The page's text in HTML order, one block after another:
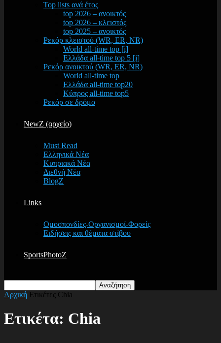
Top lists ανά έτος
top 2026 – ανοικτός
top 2026 – κλειστός
top 2025 – ανοικτός
Ρεκόρ κλειστού (WR, ER, NR)
World all-time top [i]
Ελλάδα all-time top 5 [i]
Ρεκόρ ανοικτού (WR, ER, NR)
World all-time top
Ελλάδα all-time top20
Κύπρος all-time top5
Ρεκόρ σε δρόμο
NewZ (αρχείο)
Must Read
Ελληνικά Νέα
Κυπριακά Νέα
Διεθνή Νέα
BlogZ
Links
Ομοσπονδίες-Οργανισμοί-Φορείς
Ειδήσεις και θέματα στίβου
SportsPhotoZ
Αρχική Ετικέτες Chia
Ετικέτα: Chia